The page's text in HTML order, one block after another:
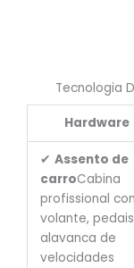
Tecnologia
Hardware
✔ Assento de
carroCabina
profissional
volante,
alavanca de
velocidades